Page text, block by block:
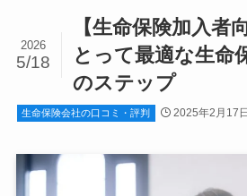
【生命保険加入者
とって最適な生命
のステップ
2026
5/18
生命保険会社の口コミ・評判 2025年2月17日